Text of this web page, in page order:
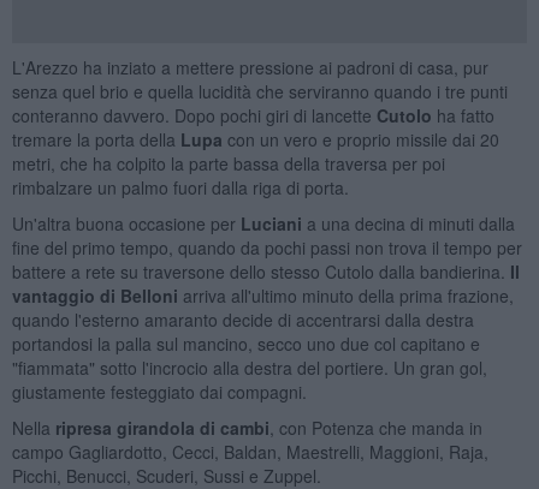
L'Arezzo ha inziato a mettere pressione ai padroni di casa, pur
senza quel brio e quella lucidità che serviranno quando i tre punti
conteranno davvero. Dopo pochi giri di lancette Cutolo ha fatto
tremare la porta della Lupa con un vero e proprio missile dai 20
metri, che ha colpito la parte bassa della traversa per poi
rimbalzare un palmo fuori dalla riga di porta.
Un'altra buona occasione perLuciani a una decina di minuti dalla
fine del primo tempo, quando da pochi passi non trova il tempo per
battere a rete su traversone dello stesso Cutolo dalla bandierina. Il
vantaggio di Belloni arriva all'ultimo minuto della prima frazione,
quando l'esterno amaranto decide di accentrarsi dalla destra
portandosi la palla sul mancino, secco uno due col capitano e
"fiammata" sotto l'incrocio alla destra del portiere. Un gran gol,
giustamente festeggiato dai compagni.
Nella ripresa girandola di cambi , con Potenza che manda in
campo Gagliardotto, Cecci, Baldan, Maestrelli, Maggioni, Raja,
Picchi, Benucci, Scuderi, Sussi e Zuppel.